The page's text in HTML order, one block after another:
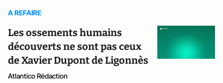
A REFAIRE
Les ossements humains
découverts ne sont pas ceux
de Xavier Dupont de Ligonnès
Atlantico Rédaction